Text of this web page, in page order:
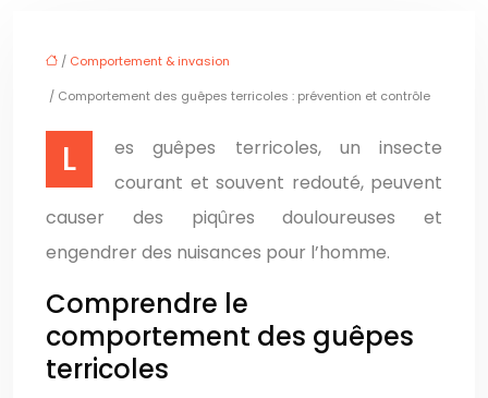
/ Comportement & invasion
/ Comportement des guêpes terricoles : prévention et contrôle
Les guêpes terricoles, un insecte
courant et souvent redouté, peuvent
causer des piqûres douloureuses et
engendrer des nuisances pour l’homme.
Comprendre le
comportement des guêpes
terricoles